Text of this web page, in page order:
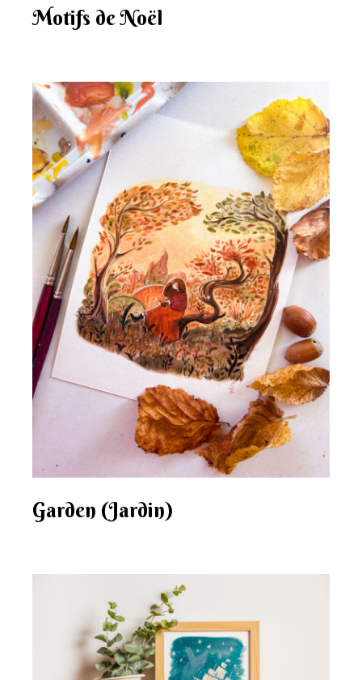
Motifs de Noël
Garden (Jardin)